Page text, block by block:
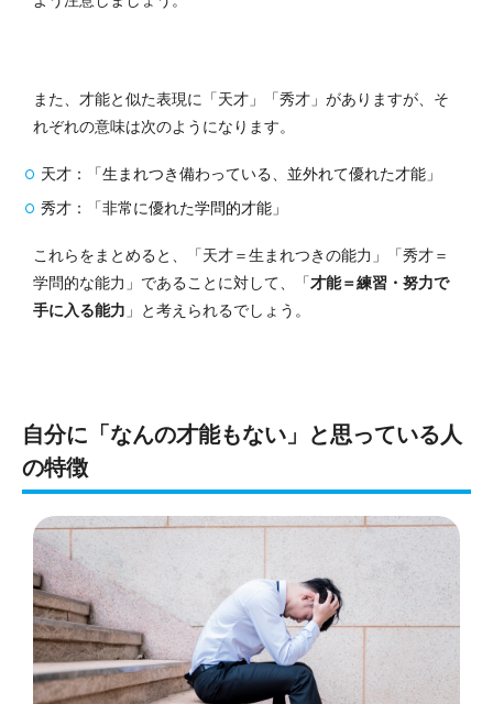
また、才能と似た表現に「天才」「秀才」がありますが、そ
れぞれの意味は次のようになります。
天才：「生まれつき備わっている、並外れて優れた才能」
秀才：「非常に優れた学問的才能」
これらをまとめると、「天才＝生まれつきの能力」「秀才＝
学問的な能力」であることに対して、「才能＝練習・努力で
手に入る能力 」と考えられるでしょう。
自分に「なんの才能もない」と思っている人
の特徴